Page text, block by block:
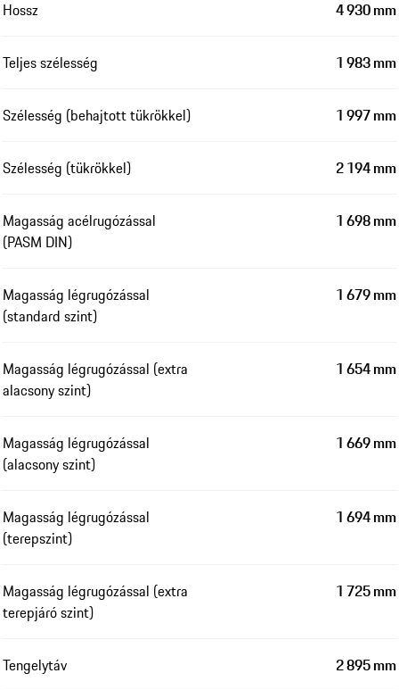
Hossz 4 930 mm
Teljes szélesség 1 983 mm
Szélesség (behajtott tükrökkel) 1 997 mm
Szélesség (tükrökkel) 2 194 mm
Magasság acélrugózással
(PASM DIN)
1 698 mm
Magasság légrugózással
(standard szint)
1 679 mm
Magasság légrugózással (extra
alacsony szint)
1 654 mm
Magasság légrugózással
(alacsony szint)
1 669 mm
Magasság légrugózással
(terepszint)
1 694 mm
Magasság légrugózással (extra
terepjáró szint)
1 725 mm
Tengelytáv 2 895 mm